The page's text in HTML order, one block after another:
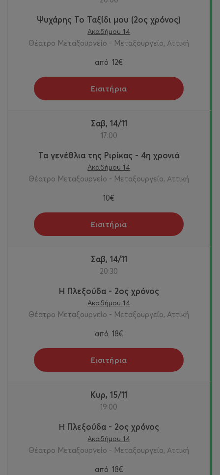
Ψυχάρης Το Ταξίδι μου (2ος χρόνος)
Ακαδήμου 14
Θέατρο Μεταξουργείο - Μεταξουργείο, Αττική
από 12€
Εισιτήρια
Σαβ, 14/11
17:00
Τα γενέθλια της Ριρίκας - 4η χρονιά
Ακαδήμου 14
Θέατρο Μεταξουργείο - Μεταξουργείο, Αττική
10€
Εισιτήρια
Σαβ, 14/11
20:30
Η Πλεξούδα - 2ος χρόνος
Ακαδήμου 14
Θέατρο Μεταξουργείο - Μεταξουργείο, Αττική
από 18€
Εισιτήρια
Κυρ, 15/11
19:00
Η Πλεξούδα - 2ος χρόνος
Ακαδήμου 14
Θέατρο Μεταξουργείο - Μεταξουργείο, Αττική
από 18€